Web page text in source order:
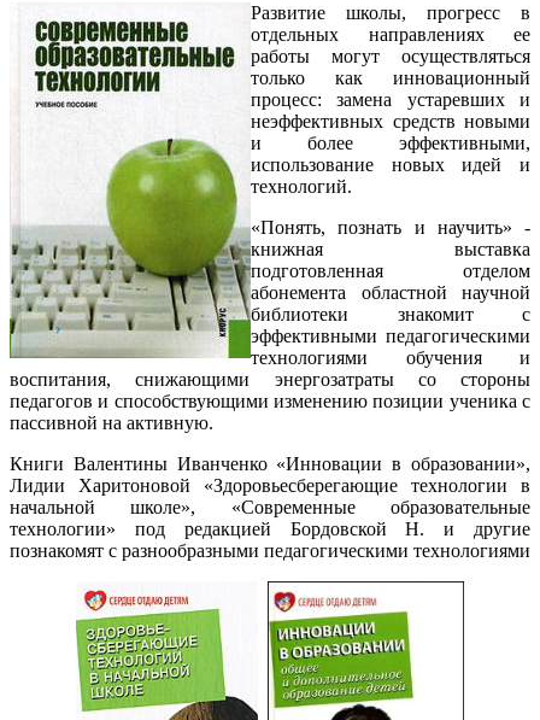
Развитие школы, прогресс в
отдельных направлениях ее
работы могут осуществляться
только как инновационный
процесс: замена устаревших и
неэффективных средств новыми
и более эффективными,
использование новых идей и
технологий.
«Понять, познать и научить» -
книжная выставка
подготовленная отделом
абонемента областной научной
библиотеки знакомит с
эффективными педагогическими
технологиями обучения и
воспитания, снижающими энергозатраты со стороны
педагогов и способствующими изменению позиции ученика с
пассивной на активную.
Книги Валентины Иванченко «Инновации в образовании»,
Лидии Харитоновой «Здоровьесберегающие технологии в
начальной школе», «Современные образовательные
технологии» под редакцией Бордовской Н. и другие
познакомят с разнообразными педагогическими технологиями